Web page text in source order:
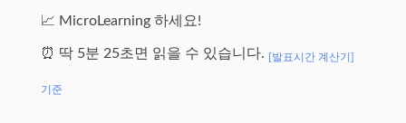
📈 MicroLearning 하세요!
⏰ 딱 5분 25초면 읽을 수 있습니다. [발표시간 계산기]
기준